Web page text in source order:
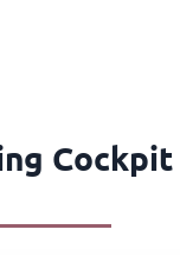
Cockpit